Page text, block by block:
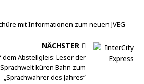
mit Informationen zum neuen JVEG
NÄCHSTER
Abstellgleis: Leser der
küren Bahn zum
„Sprachwahrer des Jahres“